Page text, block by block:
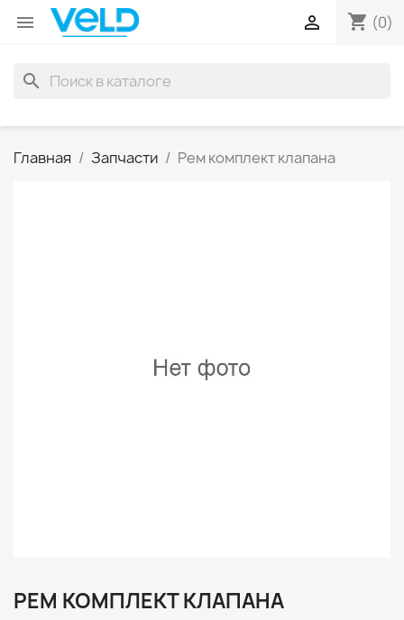
 shopping_cart (0)

search
Главная Запчасти Рем комплект клапана
РЕМ КОМПЛЕКТ КЛАПАНА